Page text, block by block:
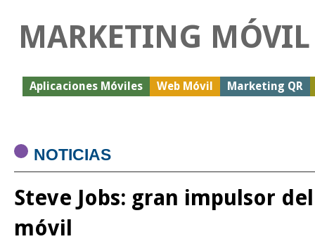
MARKETING MÓVIL
Aplicaciones Móviles Web Móvil Marketing QR
NOTICIAS
Steve Jobs: gran impulsor
móvil